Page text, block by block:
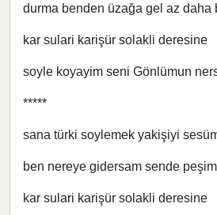
durma benden üzağa gel az daha
kar sulari karişür solakli deresine
soyle koyayim seni Gönlümun
*****
sana türki soylemek yakişiyi
ben nereye gidersam sende
kar sulari karişür solakli deresine